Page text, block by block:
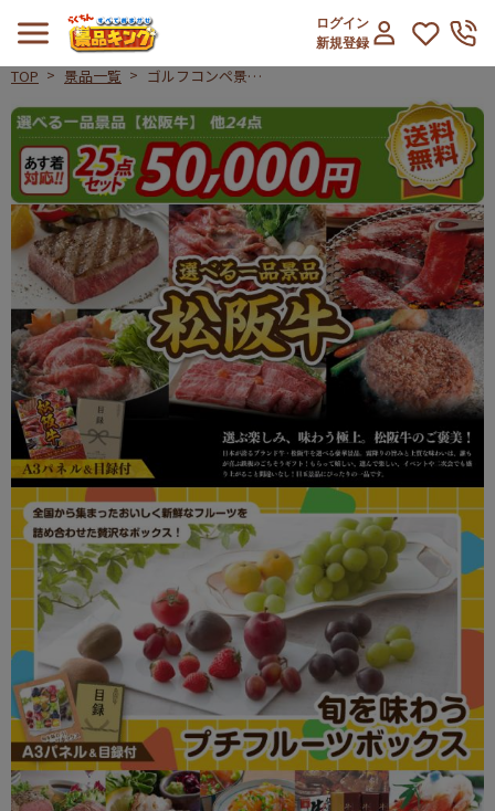
ログイン
新規登録
TOP 景品一覧
ゴルフコンペ景品
べる一品景品【松
阪牛】/旬を味わ
うプチフルーツボ
ックス 他】A3パ
ネル・目録付き<
送料無料>
ゴルフコンペ景品25点セット【選